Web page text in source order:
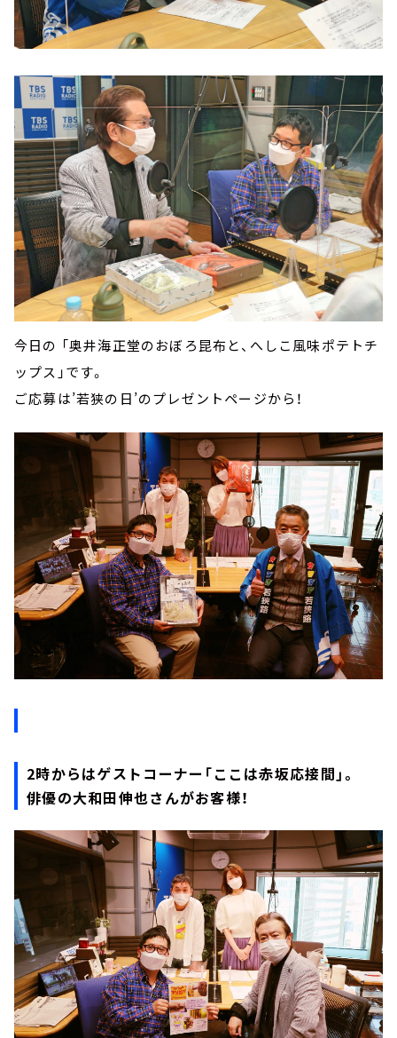
今日の 「奥井海正堂のおぼろ昆布と、へしこ風味ポテトチ
ップス」です。
ご応募は’若狭の日’のプレゼントページから！
2時からはゲストコーナー「ここは赤坂応接間」。
俳優の大和田伸也さんがお客様！